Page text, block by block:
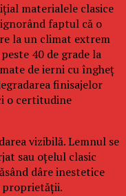
materialele clasice
faptul că o
la un climat extrem
40 de grade la
de ierni cu îngheț
finisajelor
o certitudine
vizibilă. Lemnul se
sau oțelul clasic
dâre inestetice
proprietății.